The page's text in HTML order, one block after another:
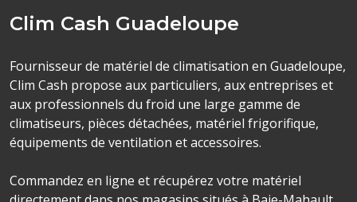
Clim Cash Guadeloupe
Fournisseur de matériel de climatisation en Guadeloupe,
Clim Cash propose aux particuliers, aux entreprises et
aux professionnels du froid une large gamme de
climatiseurs, pièces détachées, matériel frigorifique,
équipements de ventilation et accessoires.
Commandez en ligne et récupérez votre matériel